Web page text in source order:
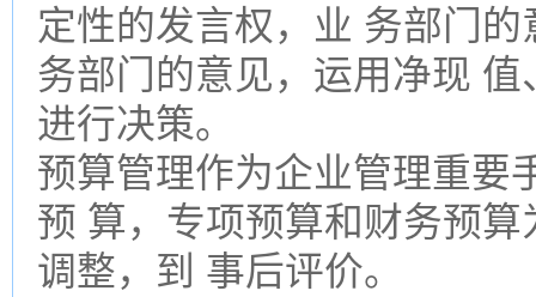
定性的发言权，业 务部门
务部门的意见，运用净现
进行决策。
预算管理作为企业管理重要
预 算，专项预算和财务预
调整，到 事后评价。